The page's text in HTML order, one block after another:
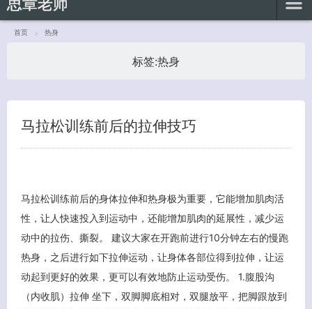
思章老师
首页 热身
标签:热身
马拉松训练前后的拉伸技巧
马拉松训练前后的身体拉伸和热身极为重要，它能增加肌肉活
性，让人快速投入到运动中，还能增加肌肉的延展性，减少运
动中的拉伤、撕裂。 建议大家在开跑前进行10分钟左右的慢跑
热身，之后进行如下拉伸运动，让身体各部位得到拉伸，让运
动起到更好的效果，更可以有效地防止运动受伤。 1.腹股沟
（内收肌）拉伸 坐下，双脚脚底相对，双腿放平，把脚跟放到
客服小美